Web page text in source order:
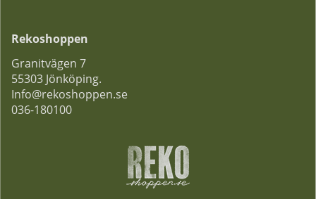
Rekoshoppen
Granitvägen 7
55303 Jönköping.
Info@rekoshoppen.se
036-180100